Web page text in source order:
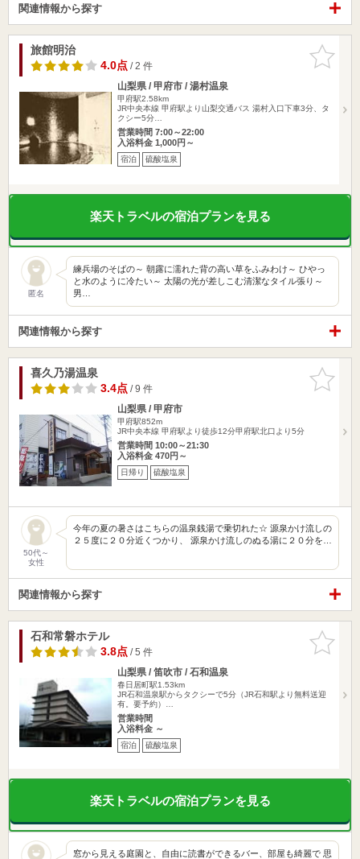
関連情報から探す
お気に入
りに追加
旅館明治
4.0点/ 2 件
山梨県 / 甲府市 / 湯村温泉
甲府駅2.58km
JR中央本線 甲府駅より山梨交通バス 湯村入口下車3分、タ
クシー5分…
営業時間 7:00～22:00
入浴料金 1,000円～
宿泊 硫酸塩泉
楽天トラベルの宿泊プランを見る
匿名
練兵場のそばの～ 朝露に濡れた背の高い草をふみわけ～ ひやっ
と水のように冷たい～ 太陽の光が差しこむ清潔なタイル張り～
男…
関連情報から探す
お気に入
りに追加
喜久乃湯温泉
3.4点/ 9 件
山梨県 / 甲府市
甲府駅852m
JR中央本線 甲府駅より徒歩12分甲府駅北口より5分
営業時間 10:00～21:30
入浴料金 470円～
日帰り 硫酸塩泉
50代～
女性
今年の夏の暑さはこちらの温泉銭湯で乗切れた☆ 源泉かけ流しの
２５度に２０分近くつかり、 源泉かけ流しのぬる湯に２０分を…
関連情報から探す
お気に入
りに追加
石和常磐ホテル
3.8点/ 5 件
山梨県 / 笛吹市 / 石和温泉
春日居町駅1.53km
JR石和温泉駅からタクシーで5分（JR石和駅より無料送迎
有。要予約）…
営業時間
入浴料金 ～
宿泊 硫酸塩泉
楽天トラベルの宿泊プランを見る
窓から見える庭園と、自由に読書ができるバー、部屋も綺麗で 思